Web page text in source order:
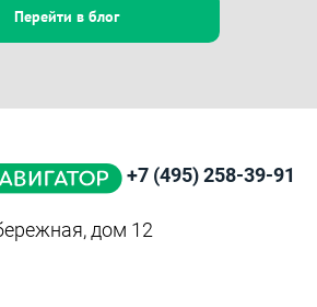
Перейти в блог
+7 (495) 258-39-91
дом 12